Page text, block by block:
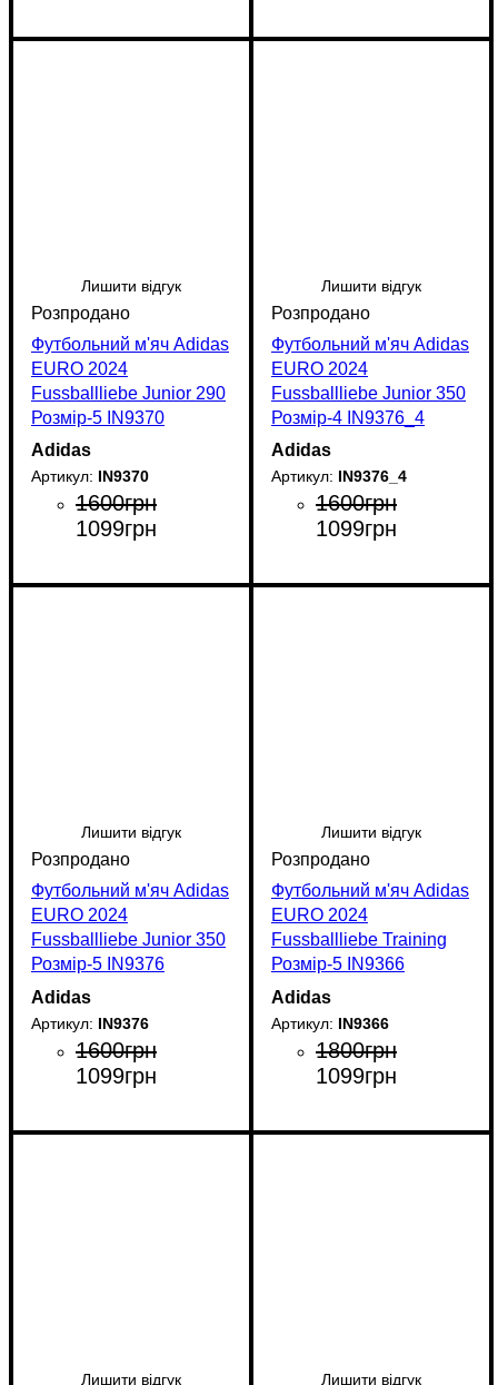
Лишити відгук
Футбольний м'яч Adidas
EURO 2024
Fussballliebe Junior 290
Розмір-5 IN9370
Adidas
IN9370
1600грн
1099грн
Лишити відгук
Футбольний м'яч Adidas
EURO 2024
Fussballliebe Junior 350
Розмір-4 IN9376_4
Adidas
IN9376_4
1600грн
1099грн
Лишити відгук
Футбольний м'яч Adidas
EURO 2024
Fussballliebe Junior 350
Розмір-5 IN9376
Adidas
IN9376
1600грн
1099грн
Лишити відгук
Футбольний м'яч Adidas
EURO 2024
Fussballliebe Training
Розмір-5 IN9366
Adidas
IN9366
1800грн
1099грн
Лишити відгук Лишити відгук